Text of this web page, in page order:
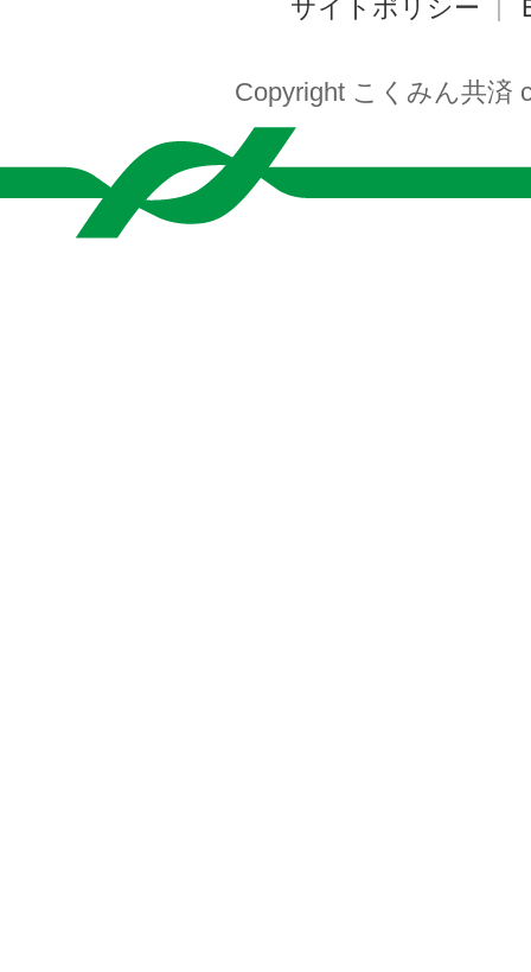
サイトポリシー
Copyright こくみん共済